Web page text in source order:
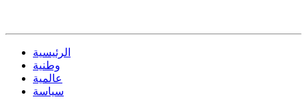
الرئيسية
وطنية
عالمية
سياسة